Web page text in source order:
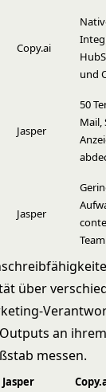
Copy.ai
und
Jasper
50
Mail,
Jasper
Team
über
an
messen.
Jasper